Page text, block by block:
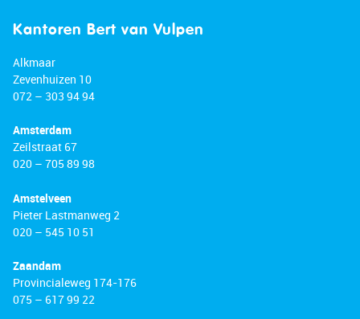
Amsterdam Central Station. By car, the A8 and A9
motorways are quickly accessible.
Good to know:
• Move-in ready and energy-efficient home
• Fully bespoke interior
• Equipped with 10 solar panels
floors
• Heat pump with 300-litre boiler installed
• Prepared for home automation; all spotlights
• Water softener installed
• Plot size: 407 m²
Kantoren Bert van Vulpen
Alkmaar
Zevenhuizen 10
072 – 303 94 94
Amsterdam
Zeilstraat 67
020 – 705 89 98
Amstelveen
Pieter Lastmanweg 2
020 – 545 10 51
Zaandam
Provincialeweg 174-176
075 – 617 99 22